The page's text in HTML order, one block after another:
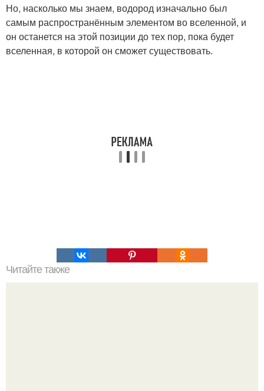
Но, насколько мы знаем, водород изначально был
самым распространённым элементом во вселенной, и
он останется на этой позиции до тех пор, пока будет
вселенная, в которой он сможет существовать.
Читайте также